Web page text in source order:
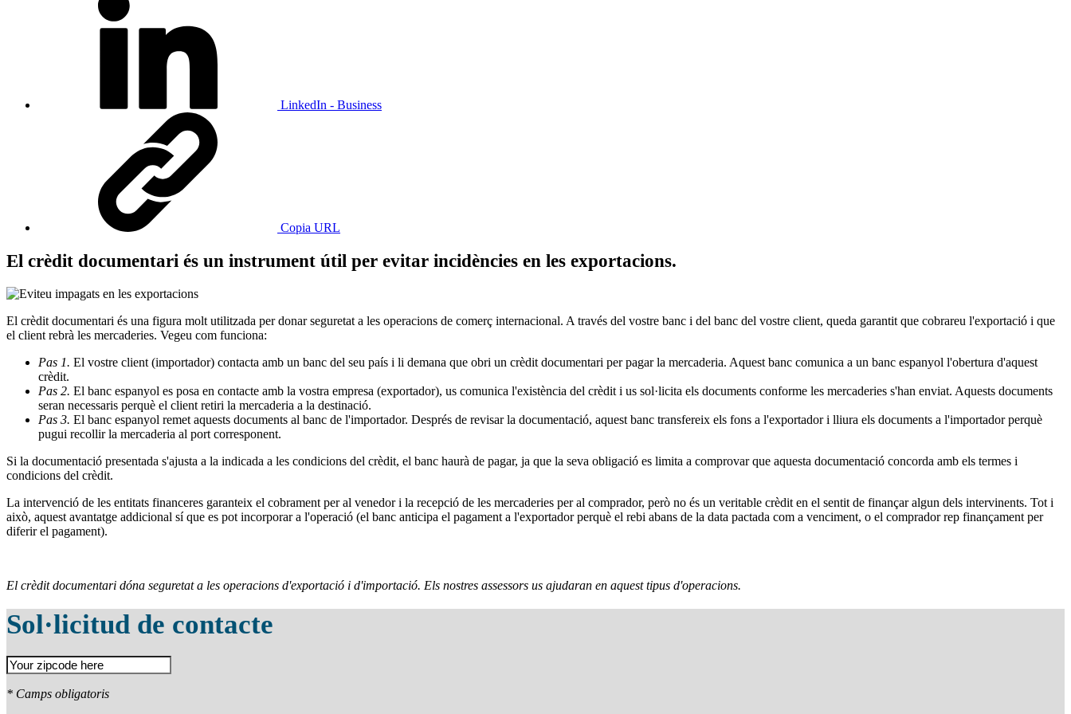
LinkedIn - Business
Copia URL
El crèdit documentari és un instrument útil per evitar incidències en les exportacions.
El crèdit documentari és una figura molt utilitzada per donar seguretat a les operacions de comerç internacional. A través del vostre banc i del banc del vostre client, queda garantit que cobrareu l'exportació i que
el client rebrà les mercaderies. Vegeu com funciona:
Pas 1. El vostre client (importador) contacta amb un banc del seu país i li demana que obri un crèdit documentari per pagar la mercaderia. Aquest banc comunica a un banc espanyol l'obertura d'aquest
crèdit.
Pas 2. El banc espanyol es posa en contacte amb la vostra empresa (exportador), us comunica l'existència del crèdit i us sol·licita els documents conforme les mercaderies s'han enviat. Aquests documents
seran necessaris perquè el client retiri la mercaderia a la destinació.
Pas 3. El banc espanyol remet aquests documents al banc de l'importador. Després de revisar la documentació, aquest banc transfereix els fons a l'exportador i lliura els documents a l'importador perquè
pugui recollir la mercaderia al port corresponent.
Si la documentació presentada s'ajusta a la indicada a les condicions del crèdit, el banc haurà de pagar, ja que la seva obligació es limita a comprovar que aquesta documentació concorda amb els termes i
condicions del crèdit.
La intervenció de les entitats financeres garanteix el cobrament per al venedor i la recepció de les mercaderies per al comprador, però no és un veritable crèdit en el sentit de finançar algun dels intervinents. Tot i
això, aquest avantatge addicional sí que es pot incorporar a l'operació (el banc anticipa el pagament a l'exportador perquè el rebi abans de la data pactada com a venciment, o el comprador rep finançament per
diferir el pagament).
El crèdit documentari dóna seguretat a les operacions d'exportació i d'importació. Els nostres assessors us ajudaran en aquest tipus d'operacions.
Sol·licitud de contacte
* Camps obligatoris